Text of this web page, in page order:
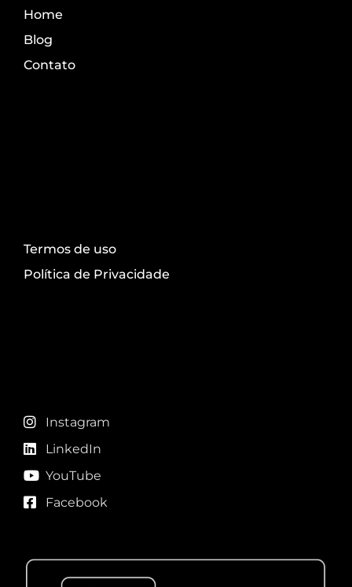
Home
Blog
Contato
Termos de uso
Política de Privacidade
Instagram
LinkedIn
YouTube
Facebook